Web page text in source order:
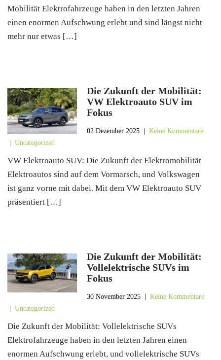
Mobilität Elektrofahrzeuge haben in den letzten Jahren
einen enormen Aufschwung erlebt und sind längst nicht
mehr nur etwas […]
Die Zukunft der Mobilität:
VW Elektroauto SUV im
Fokus
02 Dezember 2025 |Keine Kommentare
Uncategorized
VW Elektroauto SUV: Die Zukunft der Elektromobilität
Elektroautos sind auf dem Vormarsch, und Volkswagen
ist ganz vorne mit dabei. Mit dem VW Elektroauto SUV
präsentiert […]
Die Zukunft der Mobilität:
Vollelektrische SUVs im
Fokus
30 November 2025 |Keine Kommentare
Uncategorized
Die Zukunft der Mobilität: Vollelektrische SUVs
Elektrofahrzeuge haben in den letzten Jahren einen
enormen Aufschwung erlebt, und vollelektrische SUVs